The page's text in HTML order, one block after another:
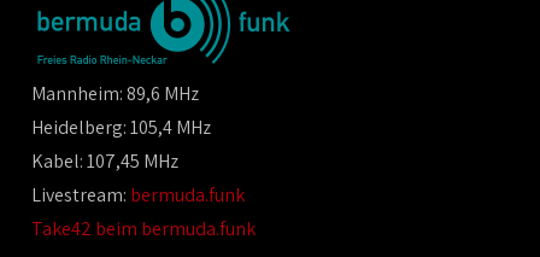
Mannheim: 89,6 MHz
Heidelberg: 105,4 MHz
Kabel: 107,45 MHz
Livestream: bermuda.funk
Take42 beim bermuda.funk